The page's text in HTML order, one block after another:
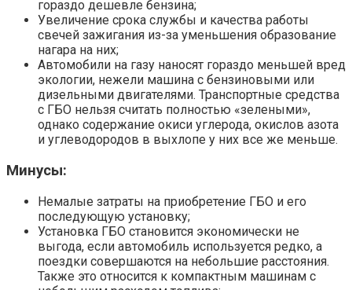
гораздо дешевле бензина;
Увеличение срока службы и качества работы
свечей зажигания из-за уменьшения образование
нагара на них;
Автомобили на газу наносят гораздо меньшей вред
экологии, нежели машина с бензиновыми или
дизельными двигателями. Транспортные средства
с ГБО нельзя считать полностью «зелеными»,
однако содержание окиси углерода, окислов азота
и углеводородов в выхлопе у них все же меньше.
Минусы:
Немалые затраты на приобретение ГБО и его
последующую установку;
Установка ГБО становится экономически не
выгода, если автомобиль используется редко, а
поездки совершаются на небольшие расстояния.
Также это относится к компактным машинам с